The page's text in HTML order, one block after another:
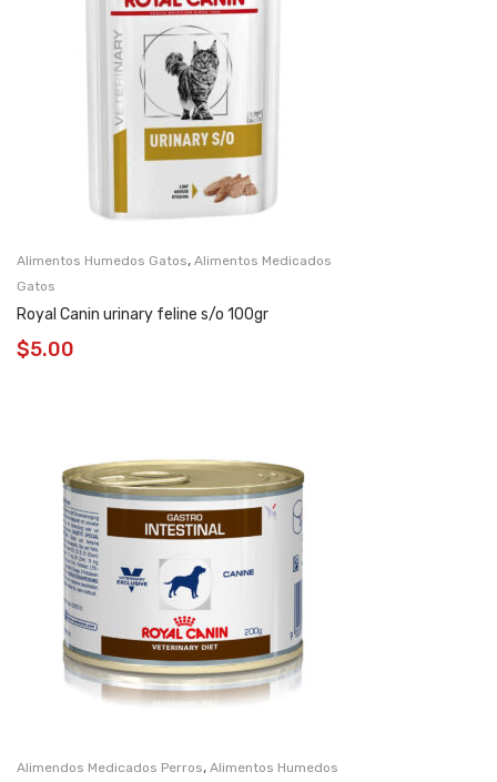
Alimentos Humedos Gatos, Alimentos Medicados
Gatos
Royal Canin urinary feline s/o 100gr
$5.00
Alimendos Medicados Perros, Alimentos Humedos